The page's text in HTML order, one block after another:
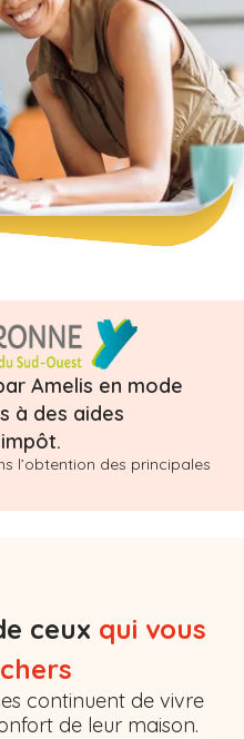
Amelis en mode
à des aides
l’obtention des principales
ceux qui vous
continuent de vivre
de leur maison.